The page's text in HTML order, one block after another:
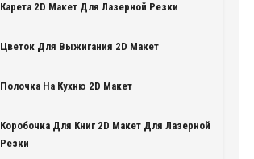
Карета 2D Макет Для Лазерной Резки
Цветок Для Выжигания 2D Макет
Полочка На Кухню 2D Макет
Коробочка Для Книг 2D Макет Для Лазерной
Резки